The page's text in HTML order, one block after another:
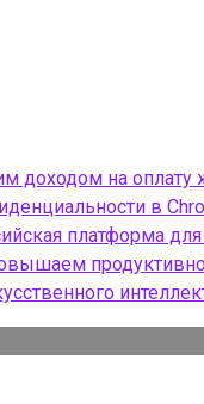
доходом на
в
платформа